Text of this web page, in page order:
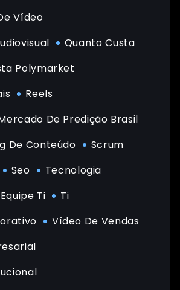
Vídeo
Quanto Custa
Polymarket
Reels
De Predição Brasil
De Conteúdo
Scrum
Seo
Tecnologia
Ti
Ti
Vídeo De Vendas